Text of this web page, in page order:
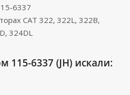
6337
CAT 322, 322L, 322B,
324DL
115-6337 (JH) искали: